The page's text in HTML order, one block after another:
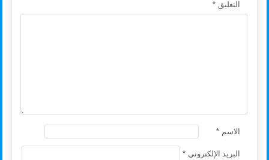
التعليق *
الاسم *
البريد الإلكتروني *